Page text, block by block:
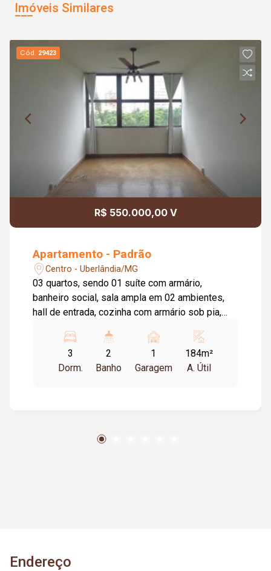
Imóveis Similares
Cód. 29423
R$ 550.000,00 V
Apartamento - Padrão
Centro - Uberlândia/MG
03 quartos, sendo 01 suíte com armário,
banheiro social, sala ampla em 02 ambientes,
hall de entrada, cozinha com armário sob pia,
01 carro. Condomínio aprox. R$550,00 + 50,00
de fundo de reserva / Tem taxa de mudança
aprox. meio salário mínimo (entrada e saída).
3
Dorm.
2
Banho
1
Garagem
184m²
A. Útil
Endereço